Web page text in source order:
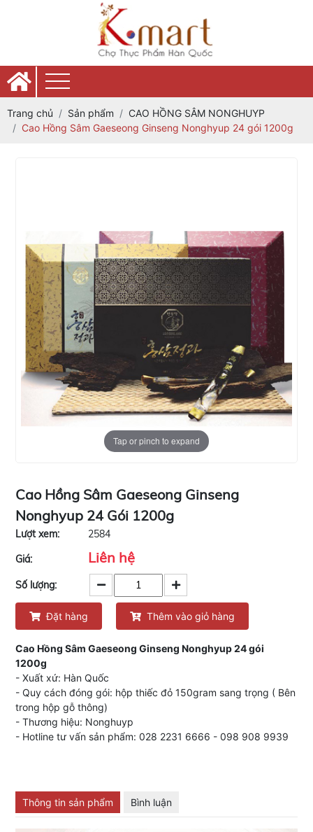
Trang chủ Sản phẩm
CAO HỒNG SÂM NONGHUYP
Cao Hồng Sâm Gaeseong Ginseng Nonghyup 24 gói 1200g
Tap or pinch to expand
Cao Hồng Sâm Gaeseong Ginseng
Nonghyup 24 Gói 1200g
Lượt xem:
2584
Giá:
Liên hệ
Số lượng:
Đặt hàng Thêm vào giỏ hàng
Cao Hồng Sâm Gaeseong Ginseng Nonghyup 24 gói
1200g
- Xuất xứ: Hàn Quốc
- Quy cách đóng gói: hộp thiếc đỏ 150gram sang trọng ( Bên
trong hộp gỗ thông)
- Thương hiệu: Nonghuyp
- Hotline tư vấn sản phẩm: 028 2231 6666 - 098 908 9939
Thông tin sản phẩm Bình luận